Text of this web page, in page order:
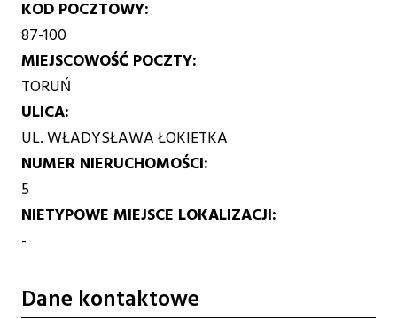
KOD POCZTOWY
87-100
MIEJSCOWOŚĆ POCZTY
TORUŃ
ULICA
UL. WŁADYSŁAWA ŁOKIETKA
NUMER NIERUCHOMOŚCI
5
NIETYPOWE MIEJSCE LOKALIZACJI
-
Dane kontaktowe